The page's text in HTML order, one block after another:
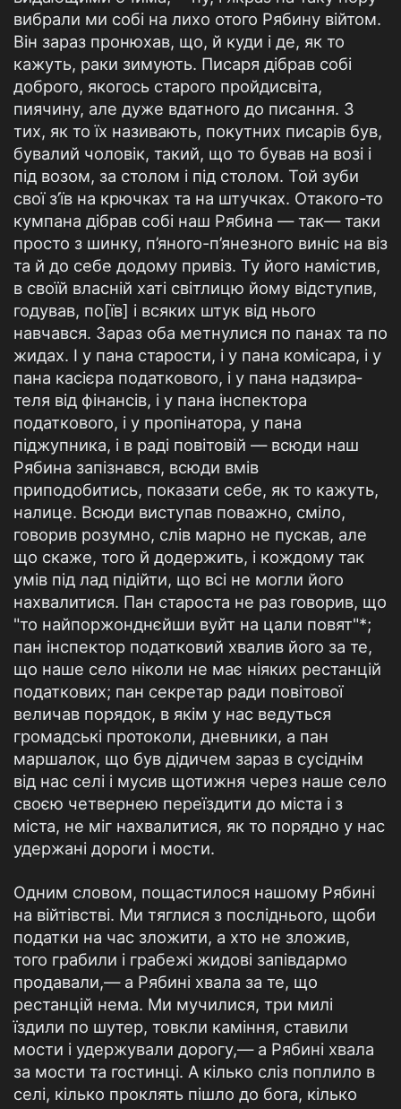
вибрали ми собі на лихо отого Рябину війтом.
Він зараз пронюхав, що, й куди і де, як то
кажуть, раки зимують. Писаря дібрав собі
доброго, якогось старого пройдисвіта,
пиячину, але дуже вдатного до писання. З
тих, як то їх називають, покутних писарів був,
бувалий чоловік, такий, що то бував на возі і
під возом, за столом і під столом. Той зуби
свої з’їв на крючках та на штучках. Отакого-то
кумпана дібрав собі наш Рябина — так— таки
просто з шинку, п’яного-п’янезного виніс на віз
та й до себе додому привіз. Ту його намістив,
в своїй власній хаті світлицю йому відступив,
годував, по[їв] і всяких штук від нього
навчався. Зараз оба метнулися по панах та по
жидах. І у пана старости, і у пана комісара, і у
пана касієра податкового, і у пана надзира­
теля від фінансів, і у пана інспектора
податкового, і у пропінатора, у пана
піджупника, і в раді повітовій — всюди наш
Рябина за­пізнався, всюди вмів
приподобитись, показати себе, як то кажуть,
налице. Всюди виступав поважно, сміло,
говорив розумно, слів мар­но не пускав, але
що скаже, того й додержить, і кождому так
умів під лад підійти, що всі не могли його
нахвалитися. Пан староста не раз говорив, що
"то найпоржонднєйши вуйт на цали повят"*;
пан інспектор податковий хвалив його за те,
що наше село ніколи не має ніяких рестанцій
податкових; пан секретар ради повітової
величав порядок, в якім у нас ведуться
громадські протоколи, дневники, а пан
маршалок, що був дідичем зараз в сусіднім
від нас селі і мусив щотижня через наше село
своєю четвернею пере­їздити до міста і з
міста, не міг нахвалитися, як то порядно у нас
удержані дороги і мости.
Одним словом, пощастилося нашому Рябині
на війтівстві. Ми тяглися з посліднього, щоби
податки на час зложити, а хто не зло­жив,
того грабили і грабежі жидові запівдармо
продавали,— а Рябині хвала за те, що
рестанцій нема. Ми мучилися, три милі
їздили по шутер, товкли каміння, ставили
мости і удержували дорогу,— а Рябині хвала
за мости та гостинці. А кілько сліз по­плило в
селі, кілько проклять пішло до бога, кілько